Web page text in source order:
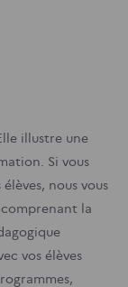
illustre une
Si vous
nous vous
la
vos élèves